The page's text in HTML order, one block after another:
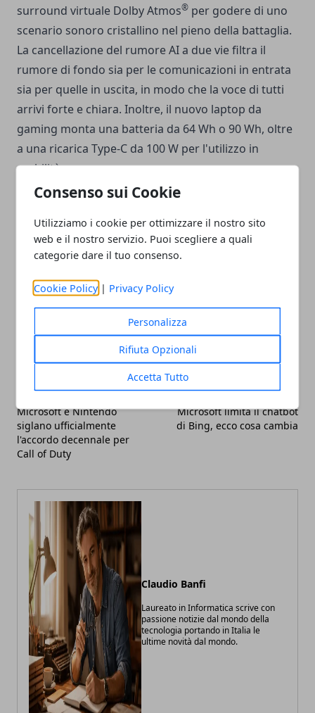
Consenso sui Cookie
Utilizziamo i cookie per ottimizzare il nostro sito
web e il nostro servizio. Puoi scegliere a quali
categorie dare il tuo consenso.
Cookie Policy | Privacy Policy
Personalizza
Rifiuta Opzionali
Accetta Tutto
surround virtuale Dolby Atmos® per godere di uno
scenario sonoro cristallino nel pieno della battaglia.
La cancellazione del rumore AI a due vie filtra il
rumore di fondo sia per le comunicazioni in entrata
sia per quelle in uscita, in modo che la voce di tutti
arrivi forte e chiara. Inoltre, il nuovo laptop da
gaming monta una batteria da 64 Wh o 90 Wh, oltre
a una ricarica Type-C da 100 W per l'utilizzo in
mobilità.
prezzo consigliato al pubblico di4.199€.
Whatsapp
Articolo Precedente
Microsoft e Nintendo
siglano ufficialmente
l'accordo decennale per
Call of Duty
Articolo Successivo
Microsoft limita il chatbot
di Bing, ecco cosa cambia
Claudio Banfi
Laureato in Informatica scrive con
passione notizie dal mondo della
tecnologia portando in Italia le
ultime novità dal mondo.